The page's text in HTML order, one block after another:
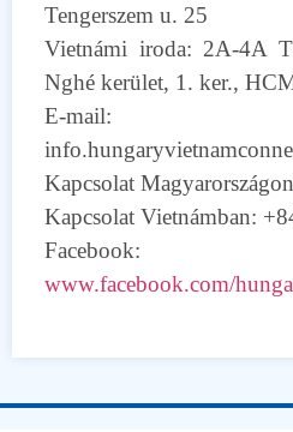
Tengerszem u. 25
Vietnámi iroda: 2A-4A
Nghé kerület, 1. ker.,
E-mail:
Kapcsolat
Kapcsolat Vietnámban:
Facebook:
www.facebook.com/